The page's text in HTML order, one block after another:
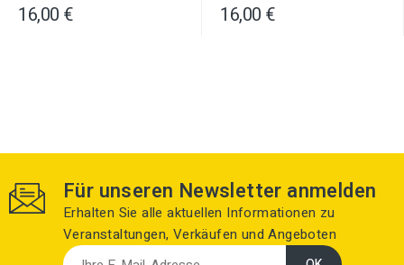
16,00 € 16,00 €
Für unseren Newsletter anmelden
Erhalten Sie alle aktuellen Informationen zu
Veranstaltungen, Verkäufen und Angeboten